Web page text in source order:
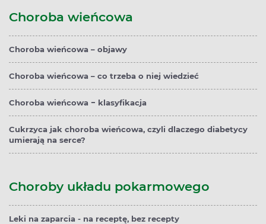
Choroba wieńcowa
Choroba wieńcowa – objawy
Choroba wieńcowa – co trzeba o niej wiedzieć
Choroba wieńcowa − klasyfikacja
Cukrzyca jak choroba wieńcowa, czyli dlaczego diabetycy
umierają na serce?
Choroby układu pokarmowego
Leki na zaparcia - na receptę, bez recepty